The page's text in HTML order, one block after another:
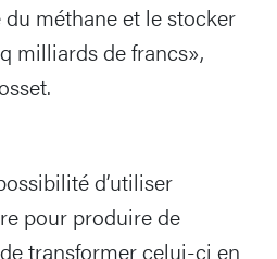
méthane et le stocker
milliards de francs»,
d’utiliser
pour produire de
transformer celui-ci en